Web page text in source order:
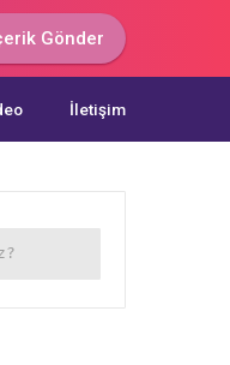
Gönder
İletişim